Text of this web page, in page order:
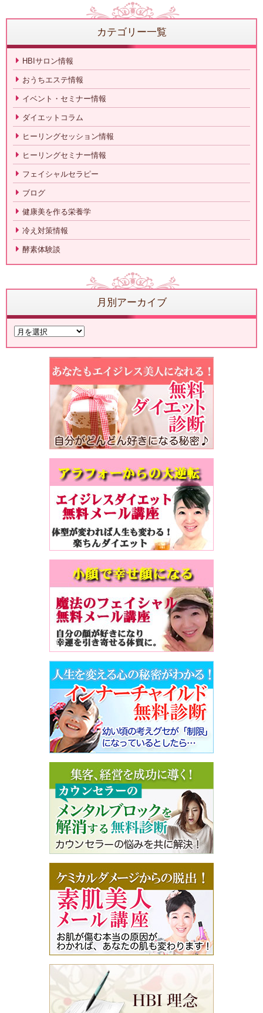
カテゴリー一覧
HBIサロン情報
おうちエステ情報
イベント・セミナー情報
ダイエットコラム
ヒーリングセッション情報
ヒーリングセミナー情報
フェイシャルセラピー
ブログ
健康美を作る栄養学
冷え対策情報
酵素体験談
月別アーカイブ
月
別
ア